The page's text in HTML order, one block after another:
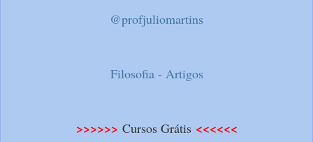
@profjuliomartins
Filosofia - Artigos
>>>>>> Cursos Grátis <<<<<<